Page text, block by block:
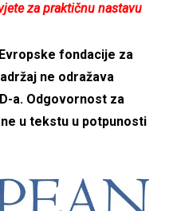
za praktičnu nastavu
fondacije za
ne odražava
a. Odgovornost za
u tekstu u potpunosti